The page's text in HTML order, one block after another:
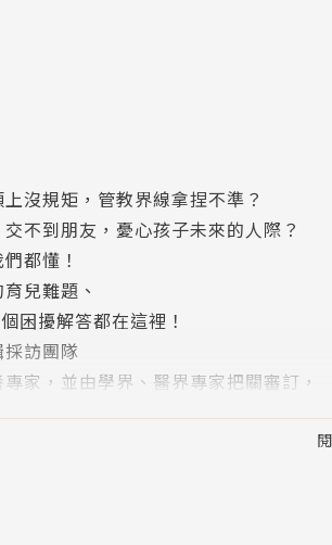
沒規矩，管教界線拿捏不準？
不到朋友，憂心孩子未來的人際？
都懂！
兒難題、
困擾解答都在這裡！
採訪團隊
家，並由學界、醫界專家把關審訂，
的妳，需要正向又有效的管教工具